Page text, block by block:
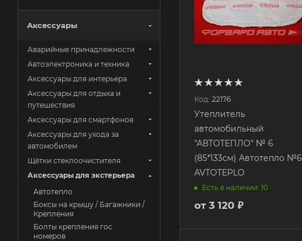
Код: 22176
Утеплитель
автомобильный
"АВТОТЕПЛО" № 6
(85*133см) Автотепло №6
AVTOTEPLO
Есть в наличии: 10
от 3 120 ₽
Аксессуары
Аварийные принадлежности
Автоэлектроника и техника
Аксессуары для интерьера
Аксессуары для отдыха и
путешествия
Аксессуары для смартфонов
Аксессуары для ухода за
автомобилем
Щётки стеклоочистителя
Аксессуары для экстерьера
Автотепло
Боксы на крышу / Багажники /
Крепления
Болты крепления гос
номеров